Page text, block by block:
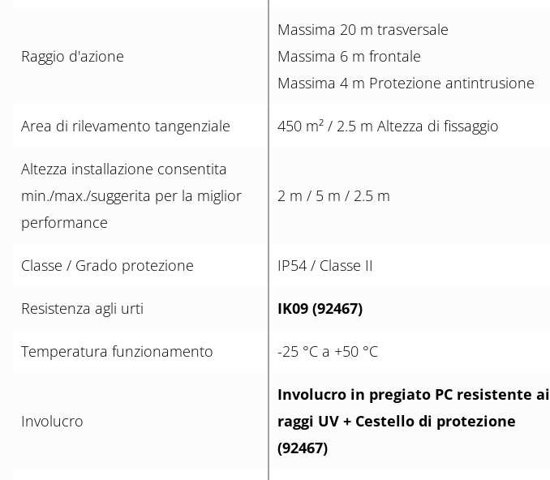
Raggio d'azione
Massima 20 m trasversale
Massima 6 m frontale
Massima 4 m Protezione antintrusione
Area di rilevamento tangenziale 450 m² / 2.5 m Altezza di fissaggio
Altezza installazione consentita
min./max./suggerita per la miglior
performance
2 m / 5 m / 2.5 m
Classe / Grado protezione IP54 / Classe II
Resistenza agli urti IK09 (92467)
Temperatura funzionamento -25 °C a +50 °C
Involucro
Involucro in pregiato PC resistente ai
raggi UV + Cestello di protezione
(92467)